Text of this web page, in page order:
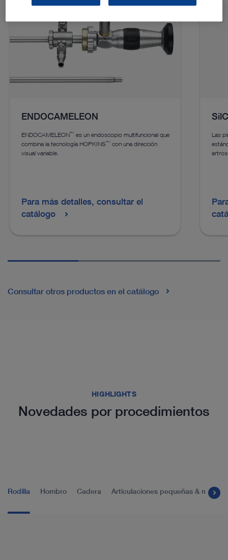
ENDOCAMELEON
ENDOCAMELEON™ es un endoscopio multifuncional que
combina la tecnología HOPKINS™ con una dirección
visual variable.
Para más detalles, consultar el
catálogo
Las
Consultar otros productos en el catálogo
HIGHLIGHTS
Novedades por procedimientos
Rodilla Hombro Cadera Articulaciones pequeñas &